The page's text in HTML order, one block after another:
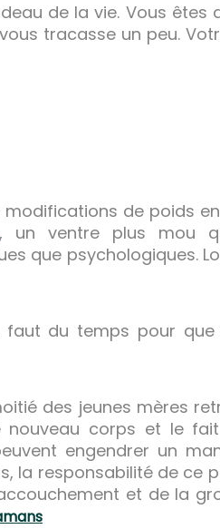
de la vie. Vous êtes
tracasse un peu.
de poids
, un ventre plus mou
que psychologiques.
faut du temps pour
des jeunes mères
nouveau corps et le
engendrer un
la responsabilité de ce
et de la